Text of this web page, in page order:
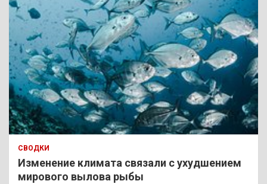
СВОДКИ
Изменение климата связали с ухудшением
мирового вылова рыбы